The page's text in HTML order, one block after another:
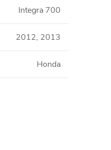
Integra 700
2012, 2013
Honda